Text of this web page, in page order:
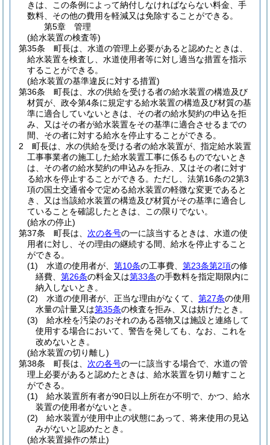
きは、この条例によって納付しなければならない料金、手
数料、その他の費用を軽減又は免除することができる。
第5章
管理
(給水装置の検査等)
第35条
町長は、水道の管理上必要があると認めたときは、
給水装置を検査し、水道使用者等に対し適当な措置を指示
することができる。
(給水装置の基準違反に対する措置)
第36条
町長は、水の供給を受ける者の給水装置の構造及び
材質が、政令第4条に規定する給水装置の構造及び材質の基
準に適合していないときは、その者の給水契約の申込を拒
み、又はその者が給水装置をその基準に適合させるまでの
間、その者に対する給水を停止することができる。
2
町長は、水の供給を受ける者の給水装置が、指定給水装置
工事事業者の施工した給水装置工事に係るものでないとき
は、その者の給水契約の申込みを拒み、又はその者に対す
る給水を停止することができる。 ただし、法第16条の2第3
項の国土交通省令で定める給水装置の軽微な変更であると
き、又は当該給水装置の構造及び材質がその基準に適合し
ていることを確認したときは、この限りでない。
(給水の停止)
第37条
町長は、 次の各号の一に該当するときは、水道の使
用者に対し、その理由の継続する間、給水を停止すること
ができる。
(1)
水道の使用者が、 第10条の工事費、 第23条第2項の修
繕費、 第26条の料金又は第33条の手数料を指定期限内に
納入しないとき。
(2)
水道の使用者が、正当な理由がなくて、 第27条の使用
水量の計量又は第35条の検査を拒み、又は妨げたとき。
(3)
給水栓を汚染のおそれのある器物又は施設と連絡して
使用する場合において、警告を発しても、なお、これを
改めないとき。
(給水装置の切り離し)
第38条
町長は、 次の各号の一に該当する場合で、水道の管
理上必要があると認めたときは、給水装置を切り離すこと
ができる。
(1)
給水装置所有者が90日以上所在が不明で、かつ、給水
装置の使用者がないとき。
(2)
給水装置が使用中止の状態にあって、将来使用の見込
みがないと認めたとき。
(給水装置操作の禁止)